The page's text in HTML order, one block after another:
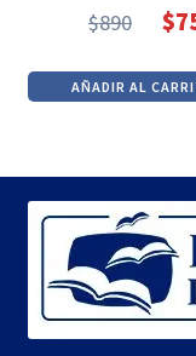
$890 $
actual
AÑADIR AL